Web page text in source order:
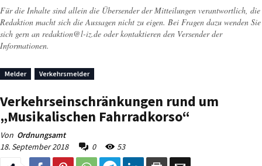
Für die Inhalte sind allein die Übersender der Mitteilungen verantwortlich, die
Redaktion macht sich die Aussagen nicht zu eigen. Bei Fragen dazu wenden Sie
sich gern an redaktion@l-iz.de oder kontaktieren den Versender der
Informationen.
Melder Verkehrsmelder
Verkehrseinschränkungen rund um
„Musikalischen Fahrradkorso“
Von Ordnungsamt
18. September 2018
0 53